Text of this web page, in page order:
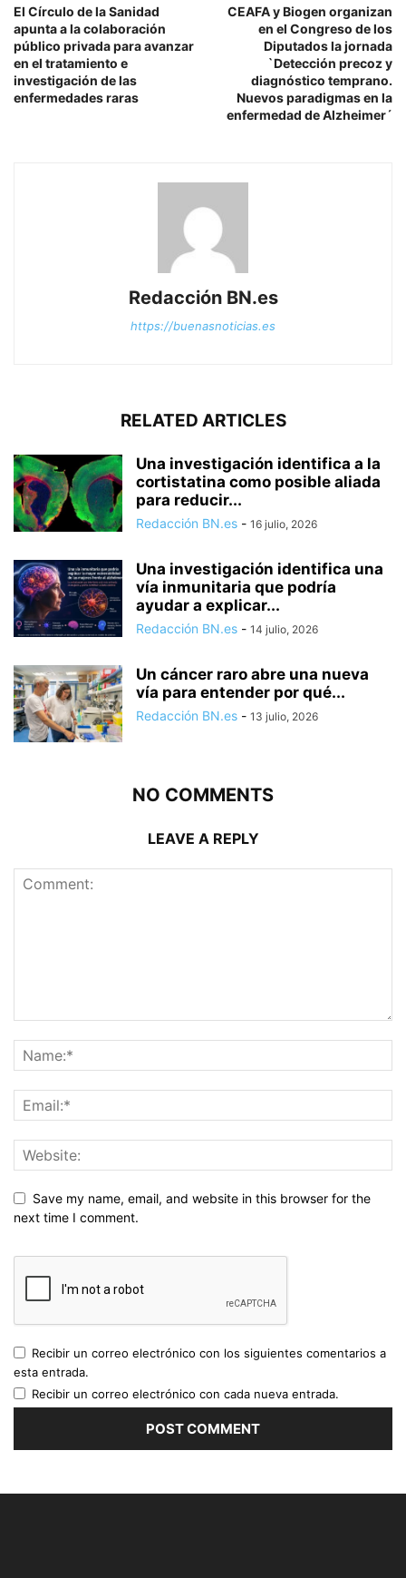
El Círculo de la Sanidad
apunta a la colaboración
público privada para avanzar
en el tratamiento e
investigación de las
enfermedades raras
CEAFA y Biogen organizan
en el Congreso de los
Diputados la jornada
`Detección precoz y
diagnóstico temprano.
Nuevos paradigmas en la
enfermedad de Alzheimer´
Redacción BN.es
https://buenasnoticias.es
RELATED ARTICLES
Una investigación identifica a la
cortistatina como posible aliada
para reducir...
Redacción BN.es - 16 julio, 2026
Una investigación identifica una
vía inmunitaria que podría
ayudar a explicar...
Redacción BN.es - 14 julio, 2026
Un cáncer raro abre una nueva
vía para entender por qué...
Redacción BN.es - 13 julio, 2026
NO COMMENTS
LEAVE A REPLY
Save my name, email, and website in this browser for the
next time I comment.
Recibir un correo electrónico con los siguientes comentarios a
esta entrada.
Recibir un correo electrónico con cada nueva entrada.